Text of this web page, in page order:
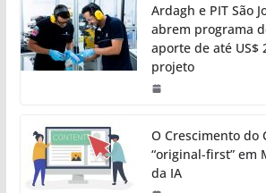
Ardagh e PIT São
abrem programa
aporte de até US$
projeto
O Crescimento do
“original-first” em
da IA